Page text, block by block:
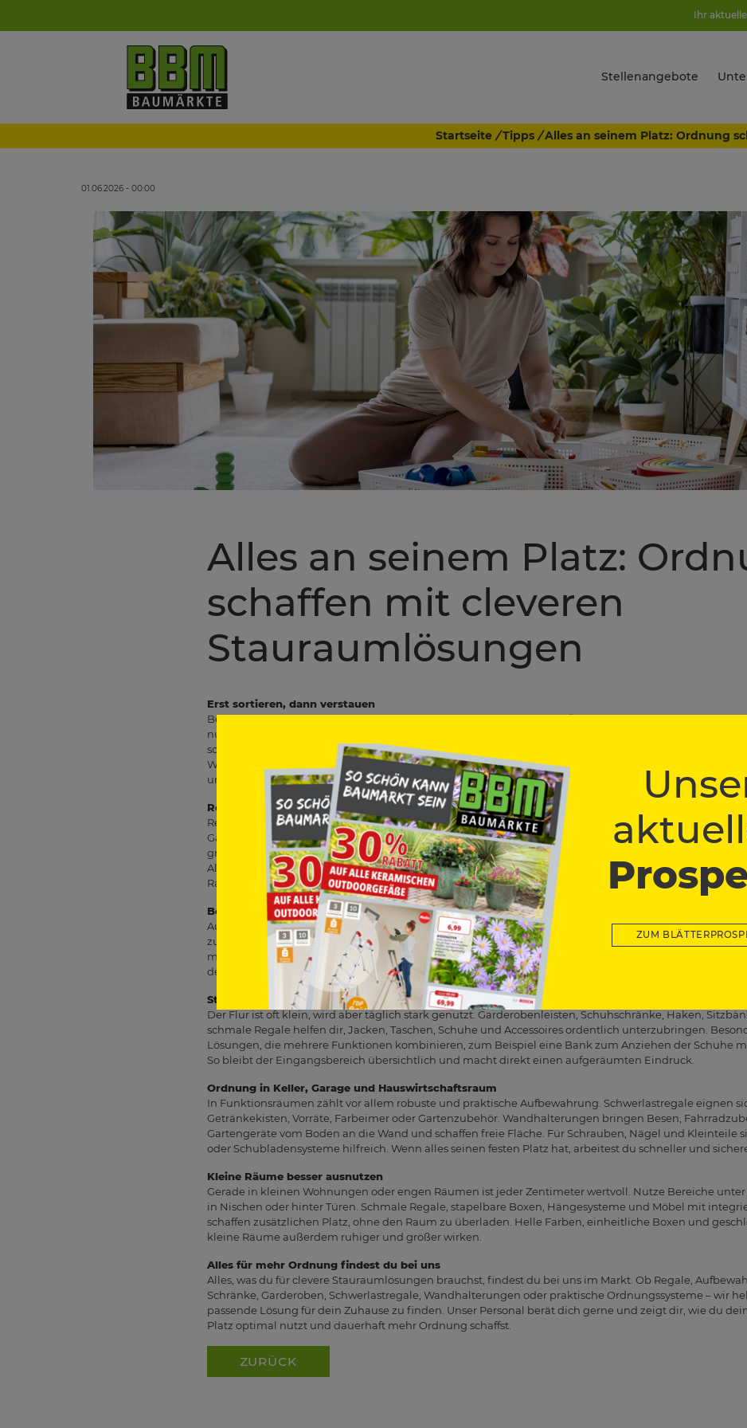
ZUM
Ihr
Stellenangebote
Startseite / Tipps / Alles an seinem Platz: Ordnung
01.06.2026 - 00:00
Alles an seinem Platz:
schaffen mit cleveren
Stauraumlösungen
Erst sortieren, dann verstauen
Bevor du neue Aufbewahrungslösungen planst, lohnt sich ein kurzer Überblick: Was nutzt du
nur gelegentlich und was kann vielleicht weg? Wenn du deine Dinge nach Themen, Räumen oder
sortierst, findest du leichter den passenden Platz dafür. Alles, was du oft brauchst, sollte gut erreichbar
Werkzeug, Vorräte oder Deko können dagegen in höheren Regalen, geschlossenen Schränken oder
untergebracht werden.
Regale nutzen den Raum in der Höhe
Regale sind echte Klassiker, wenn du Ordnung schaffen möchtest. Sie eignen sich für Wohnräume,
Garagen oder Abstellräume und nutzen die Wandfläche optimal aus. Offene Regale sind praktisch,
griffbereit haben willst. Geschlossene Schränke oder Regale mit Türen wirken ruhiger, weil sie Kleinteile
Alltagsgegenstände aus dem Blick nehmen. Besonders flexibel sind Steck-, Schwerlast- oder
Raum und Bedarf anpassen kannst.
Boxen, Körbe und Kisten bringen Struktur
Aufbewahrungsboxen helfen dir, Kleinteile, Spielzeug, Kabel, Bastelmaterial, Reinigungsmittel oder
zu verstauen. Transparente Boxen zeigen dir sofort, was drin ist. Undurchsichtige Kisten wirken optisch
mit Etiketten gut beschriften. Körbe aus Holz, Stoff oder Kunststoff sind ideal für Wohnbereiche, weil sie
dekorativ zugleich sind. Achte darauf, ähnliche Dinge zusammenzufassen, damit du später nicht lange
Stauraum im Flur clever planen
Der Flur ist oft klein, wird aber täglich stark genutzt. Garderobenleisten, Schuhschränke, Haken,
schmale Regale helfen dir, Jacken, Taschen, Schuhe und Accessoires ordentlich unterzubringen.
Lösungen, die mehrere Funktionen kombinieren, zum Beispiel eine Bank zum Anziehen der Schuhe
So bleibt der Eingangsbereich übersichtlich und macht direkt einen aufgeräumten Eindruck.
Ordnung in Keller, Garage und Hauswirtschaftsraum
In Funktionsräumen zählt vor allem robuste und praktische Aufbewahrung. Schwerlastregale eignen
Getränkekisten, Vorräte, Farbeimer oder Gartenzubehör. Wandhalterungen bringen Besen,
Gartengeräte vom Boden an die Wand und schaffen freie Fläche. Für Schrauben, Nägel und Kleinteile
oder Schubladensysteme hilfreich. Wenn alles seinen festen Platz hat, arbeitest du schneller und
Kleine Räume besser ausnutzen
Gerade in kleinen Wohnungen oder engen Räumen ist jeder Zentimeter wertvoll. Nutze Bereiche unter
in Nischen oder hinter Türen. Schmale Regale, stapelbare Boxen, Hängesysteme und Möbel mit
schaffen zusätzlichen Platz, ohne den Raum zu überladen. Helle Farben, einheitliche Boxen und
kleine Räume außerdem ruhiger und größer wirken.
Alles für mehr Ordnung findest du bei uns
Alles, was du für clevere Stauraumlösungen brauchst, findest du bei uns im Markt. Ob Regale,
Schränke, Garderoben, Schwerlastregale, Wandhalterungen oder praktische Ordnungssysteme – wir
passende Lösung für dein Zuhause zu finden. Unser Personal berät dich gerne und zeigt dir, wie du
Platz optimal nutzt und dauerhaft mehr Ordnung schaffst.
ZURÜCK